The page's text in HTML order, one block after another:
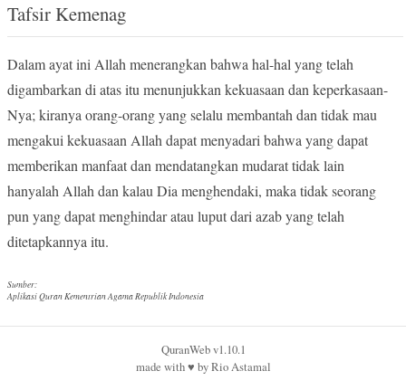
Tafsir Kemenag
Dalam ayat ini Allah menerangkan bahwa hal-hal yang telah
digambarkan di atas itu menunjukkan kekuasaan dan keperkasaan-
Nya; kiranya orang-orang yang selalu membantah dan tidak mau
mengakui kekuasaan Allah dapat menyadari bahwa yang dapat
memberikan manfaat dan mendatangkan mudarat tidak lain
hanyalah Allah dan kalau Dia menghendaki, maka tidak seorang
pun yang dapat menghindar atau luput dari azab yang telah
ditetapkannya itu.
Sumber:
Aplikasi Quran Kementrian Agama Republik Indonesia
QuranWeb v1.10.1
made with♥︎ byRio Astamal